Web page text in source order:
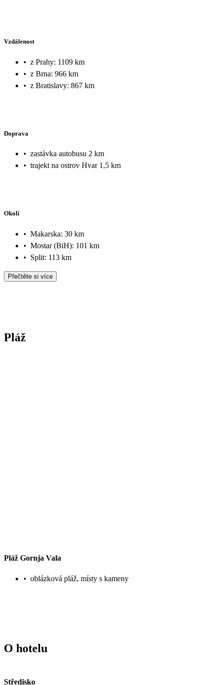
Vzdálenost
• z Prahy: 1109 km
• z Brna: 966 km
• z Bratislavy: 867 km
Doprava
• zastávka autobusu 2 km
• trajekt na ostrov Hvar 1,5 km
Okolí
• Makarska: 30 km
• Mostar (BiH): 101 km
• Split: 113 km
Přečtěte si více
Pláž
Pláž Gornja Vala
• oblázková pláž, místy s kameny
O hotelu
Středisko